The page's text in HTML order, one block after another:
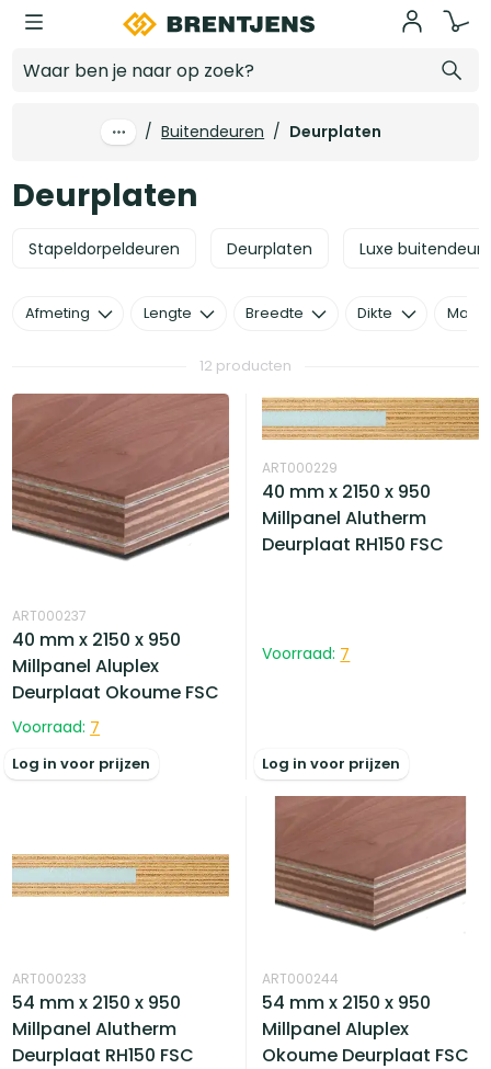
Ga naar hoofdinhoud
/ Buitendeuren / Deurplaten
Deurplaten
Stapeldorpeldeuren Deurplaten Luxe
12 producten
ART000237
40 mm x 2150 x 950
Millpanel Aluplex
Deurplaat Okoume FSC
Voorraad: 7
Log in voor prijzen
ART000229
40 mm x 2150 x 950
Millpanel Alutherm
Deurplaat RH150 FSC
Voorraad: 7
Log in voor prijzen
ART000233
54 mm x 2150 x 950
Millpanel Alutherm
Deurplaat RH150 FSC
ART000244
54 mm x 2150 x 950
Millpanel Aluplex
Okoume Deurplaat FSC
Afmeting Lengte Breedte Dikte